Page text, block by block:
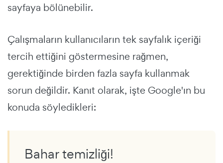
sayfaya bölünebilir.
Çalışmaların kullanıcıların tek sayfalık içeriği
tercih ettiğini göstermesine rağmen,
gerektiğinde birden fazla sayfa kullanmak
sorun değildir. Kanıt olarak, işte Google'ın bu
konuda söyledikleri:
Bahar temizliği!